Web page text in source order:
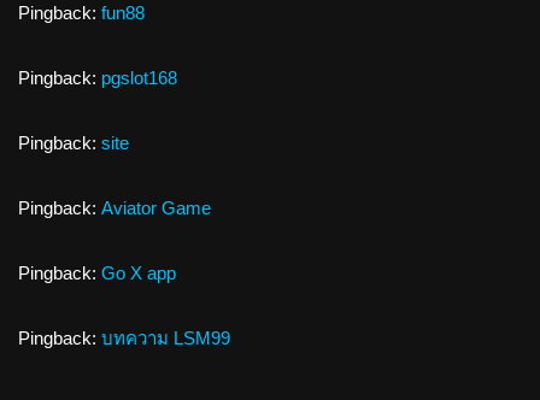
Pingback: fun88
Pingback: pgslot168
Pingback: site
Pingback: Aviator Game
Pingback: Go X app
Pingback: บทความ LSM99